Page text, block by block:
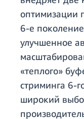
оптимизации
6-е
улучшенное
«теплого»
стриминга 6-
широкий